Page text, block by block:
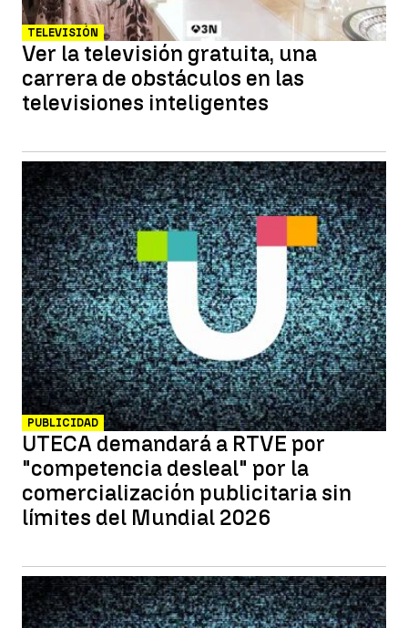
TELEVISIÓN
Ver la televisión gratuita, una
carrera de obstáculos en las
televisiones inteligentes
PUBLICIDAD
UTECA demandará a RTVE por
"competencia desleal" por la
comercialización publicitaria sin
límites del Mundial 2026